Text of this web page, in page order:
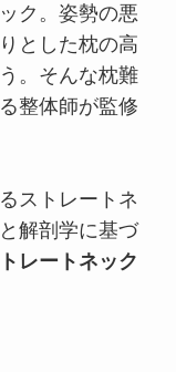
ク。姿勢の悪
とした枕の高
。そんな枕難
整体師が監修
ストレートネ
解剖学に基づ
レートネック